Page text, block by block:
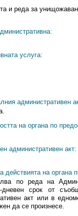
и реда за
услуга:
административен
на органа по
административен акт:
на органа
по реда на
срок от
акт или в
да се произнесе.